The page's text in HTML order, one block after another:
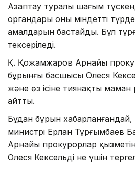
Азаптау туралы шағым
органдары оны міндетті
амалдарын бастайды. Бұл
тексеріледі.
Қ. Қожамжаров Арнайы
бұрынғы басшысы Олеся
және өз ісіне тиянақты маман
айтты.
Бұдан бұрын хабарланғандай,
министрі Ерлан Тұрғымбаев
Арнайы прокурорлар
Олеся Кексельдің не үшін